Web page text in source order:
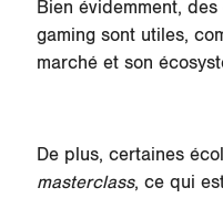
Bien évidemment,
gaming sont utiles,
marché et son
De plus, certaines
masterclass, ce qui